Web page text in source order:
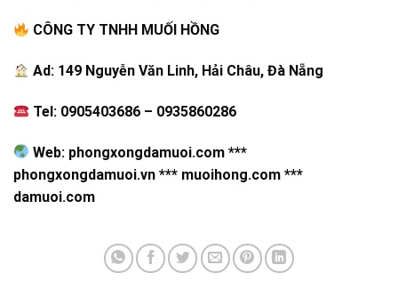
CÔNG TY TNHH MUỐI HỒNG
Ad: 149 Nguyễn Văn Linh, Hải Châu, Đà Nẵng
Tel: 0905403686 – 0935860286
Web: phongxongdamuoi.com ***
phongxongdamuoi.vn *** muoihong.com ***
damuoi.com